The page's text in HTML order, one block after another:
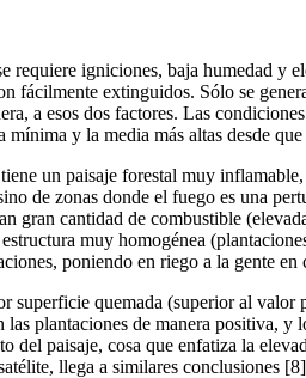
requiere igniciones, baja humedad y
fácilmente extinguidos. Sólo se
a esos dos factores. Las
mínima y la media más altas desde
un paisaje forestal muy
de zonas donde el fuego es una
gran cantidad de combustible
muy homogénea
poniendo en riego a la gente en
superficie quemada (superior al
plantaciones de manera positiva,
del paisaje, cosa que enfatiza la
llega a similares conclusiones